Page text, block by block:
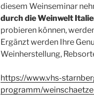
diesem Weinseminar
durch die Weinwelt
probieren können,
Ergänzt werden Ihre
Weinherstellung,
https://www.vhs-
programm/